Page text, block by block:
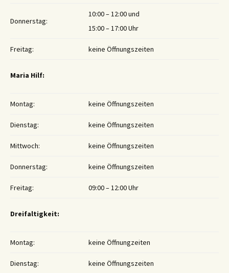
Donnerstag:
10:00 – 12:00 und
15:00 – 17:00 Uhr
Freitag: keine Öffnungszeiten
Maria Hilf:
Montag: keine Öffnungszeiten
Dienstag: keine Öffnungszeiten
Mittwoch: keine Öffnungszeiten
Donnerstag: keine Öffnungszeiten
Freitag: 09:00 – 12:00 Uhr
Dreifaltigkeit:
Montag: keine Öffnungzeiten
Dienstag: keine Öffnungszeiten